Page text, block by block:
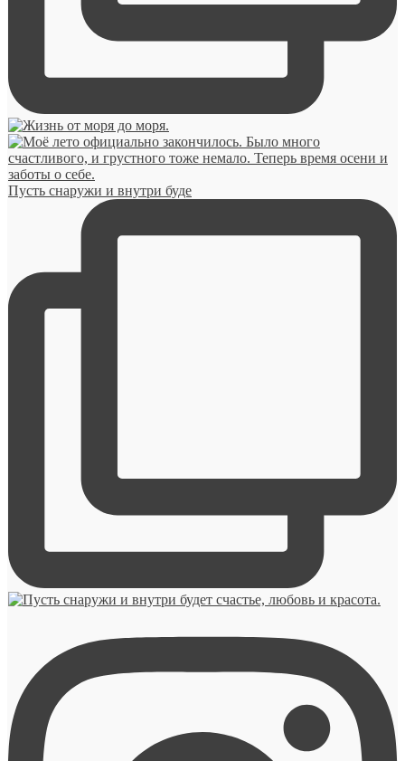
Пусть снаружи и внутри буде